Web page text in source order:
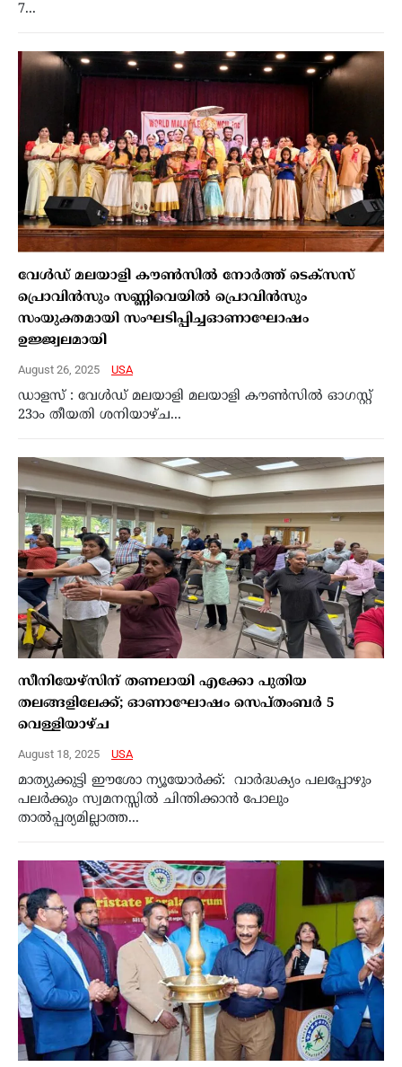
7...
വേള്‍ഡ് മലയാളി കൗണ്‍സില്‍ നോര്‍ത്ത് ടെക്‌സസ്
പ്രൊവിന്‍സും സണ്ണിവെയില്‍ പ്രൊവിന്‍സും
സംയുക്തമായി സംഘടിപ്പിച്ചഓണാഘോഷം
ഉജ്ജ്വലമായി
August 26, 2025 USA
ഡാളസ് : വേള്‍ഡ് മലയാളി മലയാളി കൗണ്‍സില്‍ ഓഗസ്റ്റ്
23ാം തീയതി ശനിയാഴ്ച...
സീനിയേഴ്‌സിന് തണലായി എക്കോ പുതിയ
തലങ്ങളിലേക്ക്; ഓണാഘോഷം സെപ്തംബർ 5
വെള്ളിയാഴ്ച
August 18, 2025 USA
മാത്യുക്കുട്ടി ഈശോ ന്യൂയോർക്ക്: വാർദ്ധക്യം പലപ്പോഴും
പലർക്കും സ്വമനസ്സിൽ ചിന്തിക്കാൻ പോലും
താൽപ്പര്യമില്ലാത്ത...